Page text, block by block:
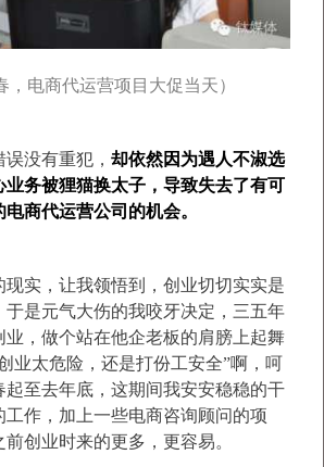
，电商代运营项目大促当天）
没有重犯， 却依然因为遇人不淑选
业务被狸猫换太子，导致失去了有可
商代运营公司的机会。
现实，让我领悟到，创业切切实实是
于是元气大伤的我咬牙决定，三五年
业，做个站在他企老板的肩膀上起舞
业太危险，还是打份工安全”啊，呵
起至去年底，这期间我安安稳稳的干
工作，加上一些电商咨询顾问的项
创业时来的更多，更容易。